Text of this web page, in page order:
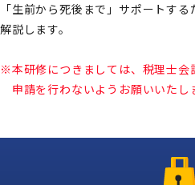
「生前から死後まで」サポートす
解説します。
※本研修につきましては、税理士会
申請を行わないようお願いいたし